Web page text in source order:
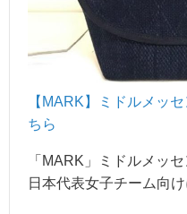
【MARK】ミドルメッ
ちら
「MARK」ミドルメッ
日本代表女子チーム向